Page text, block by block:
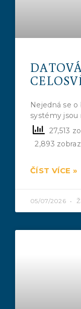
Nejedná se o
systémy jsou
27,513
2,893
ČÍST VÍCE »
05/07/2026